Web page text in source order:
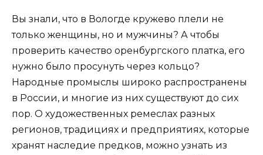
Вы знали, что в Вологде кружево плели не
только женщины, но и мужчины? А чтобы
проверить качество оренбургского платка, его
нужно было просунуть через кольцо?
Народные промыслы широко распространены
в России, и многие из них существуют до сих
пор. О художественных ремеслах разных
регионов, традициях и предприятиях, которые
хранят наследие предков, можно узнать из